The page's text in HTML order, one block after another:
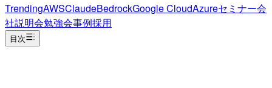
TrendingAWSClaudeBedrockGoogle CloudAzureセミナー会
社説明会勉強会事例採用
目次